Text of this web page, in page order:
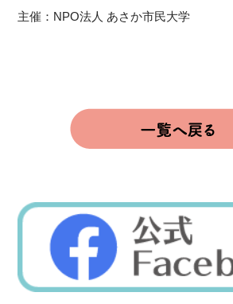
主催：NPO法人 あさか市民大学